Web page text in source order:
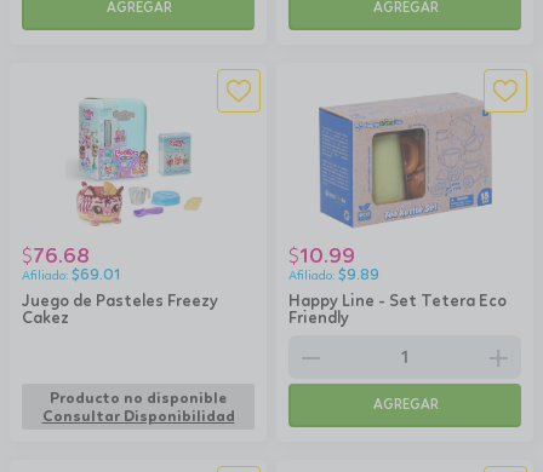
AGREGAR AGREGAR
Juego de Pasteles Freezy
Cakez
$76.68
$69.01
Producto no disponible
Consultar Disponibilidad
Happy Line - Set Tetera Eco
Friendly
$10.99
$9.89
remove add
AGREGAR